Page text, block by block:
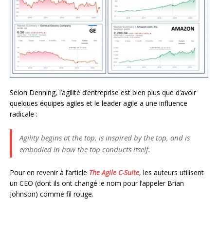
Selon Denning, l’agilité d’entreprise est bien plus que d’avoir
quelques équipes agiles et le leader agile a une influence
radicale :
Agility begins at the top, is inspired by the top, and is
embodied in how the top conducts itself.
Pour en revenir à l’article The Agile C-Suite, les auteurs utilisent
un CEO (dont ils ont changé le nom pour l’appeler Brian
Johnson) comme fil rouge.